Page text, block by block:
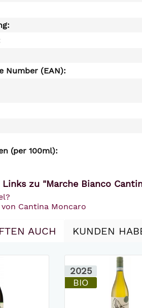
Number (EAN):
(per 100ml):
zu "Marche Bianco
Cantina Moncaro
AUCH KUNDEN
2025
BIO